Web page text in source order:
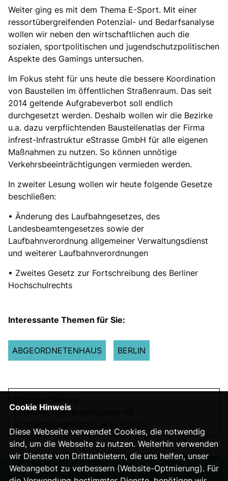
Weiter ging es mit dem Thema E-Sport. Mit einer
ressortübergreifenden Potenzial- und Bedarfsanalyse
wollen wir neben den wirtschaftlichen auch die
sozialen, sportpolitischen und jugendschutzpolitischen
Aspekte des Gamings untersuchen.
Im Fokus steht für uns heute die bessere Koordination
von Baustellen im öffentlichen Straßenraum. Das seit
2014 geltende Aufgrabeverbot soll endlich
durchgesetzt werden. Deshalb wollen wir die Bezirke
u.a. dazu verpflichtenden Baustellenatlas der Firma
infrest-Infrastruktur eStrasse GmbH für alle eigenen
Maßnahmen zu nutzen. So können unnötige
Verkehrsbeeinträchtigungen vermieden werden.
In zweiter Lesung wollen wir heute folgende Gesetze
beschließen:
• Änderung des Laufbahngesetzes, des
Landesbeamtengesetzes sowie der
Laufbahnverordnung allgemeiner Verwaltungsdienst
und weiterer Laufbahnverordnungen
• Zweites Gesetz zur Fortschreibung des Berliner
Hochschulrechts
Interessante Themen für Sie:
ABGEORDNETENHAUS BERLIN
Offene Bürgersprechstunde mit
Cookie Hinweis
Diese Webseite verwendet Cookies, die notwendig
sind, um die Webseite zu nutzen. Weiterhin verwenden
wir Dienste von Drittanbietern, die uns helfen, unser
Webangebot zu verbessern (Website-Optmierung). Für